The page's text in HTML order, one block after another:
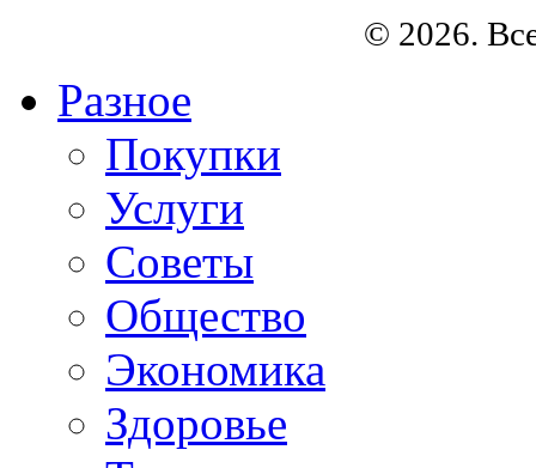
© 2026.
Разное
Покупки
Услуги
Советы
Общество
Экономика
Здоровье